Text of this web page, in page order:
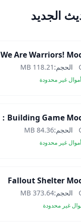
الجديد
We Are Warriors!
الحجم: 118.21 MB
أموال غير محدودة
الحجم:84.36 MB
أموال غير محدودة
Fallout Shelter
الحجم:373.64 MB
غير محدودة